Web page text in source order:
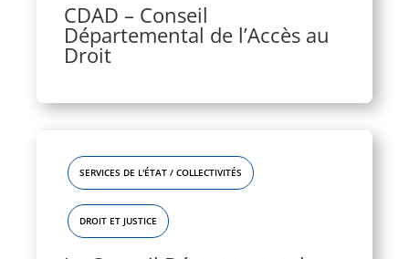
CDAD – Conseil
Départemental de l’Accès au
Droit
SERVICES DE L'ÉTAT / COLLECTIVITÉS
DROIT ET JUSTICE